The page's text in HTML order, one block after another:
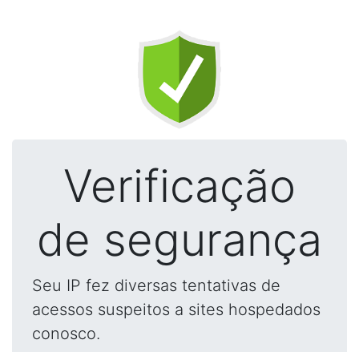
Verificação
de segurança
Seu IP fez diversas tentativas de
acessos suspeitos a sites hospedados
conosco.